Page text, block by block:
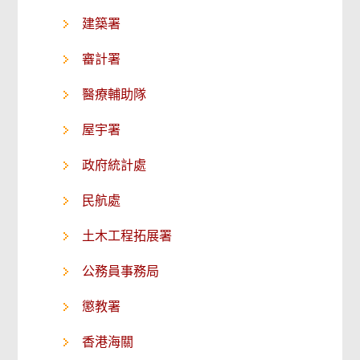
建築署
審計署
醫療輔助隊
屋宇署
政府統計處
民航處
土木工程拓展署
公務員事務局
懲教署
香港海關